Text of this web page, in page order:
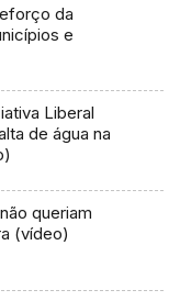
da
e
Liberal
de água na
queriam
(vídeo)